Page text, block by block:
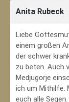
Anita Rubeck
Liebe
einem großen
der schwer
zu beten. Auch
Medjugorje
ich um Mithilfe.
euch alle